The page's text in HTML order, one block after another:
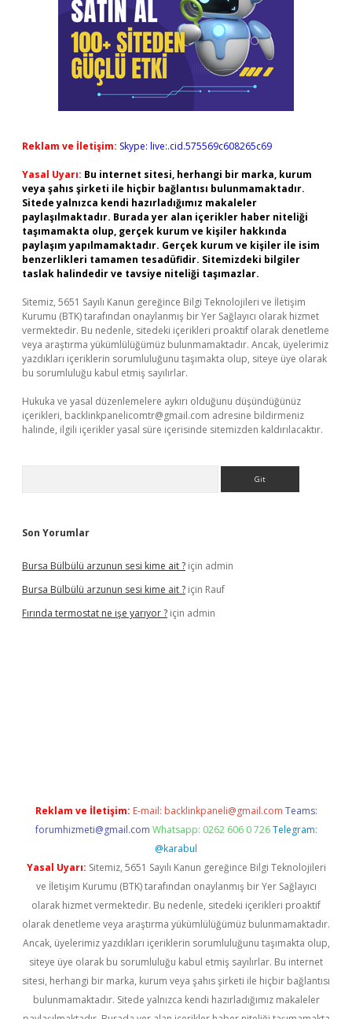
Reklam ve İletişim: Skype: live:.cid.575569c608265c69
Yasal Uyarı: Bu internet sitesi, herhangi bir marka, kurum
veya şahıs şirketi ile hiçbir bağlantısı bulunmamaktadır.
Sitede yalnızca kendi hazırladığımız makaleler
paylaşılmaktadır. Burada yer alan içerikler haber niteliği
taşımamakta olup, gerçek kurum ve kişiler hakkında
paylaşım yapılmamaktadır. Gerçek kurum ve kişiler ile isim
benzerlikleri tamamen tesadüfidir. Sitemizdeki bilgiler
taslak halindedir ve tavsiye niteliği taşımazlar.
Sitemiz, 5651 Sayılı Kanun gereğince Bilgi Teknolojileri ve İletişim
Kurumu (BTK) tarafından onaylanmış bir Yer Sağlayıcı olarak hizmet
vermektedir. Bu nedenle, sitedeki içerikleri proaktif olarak denetleme
veya araştırma yükümlülüğümüz bulunmamaktadır. Ancak, üyelerimiz
yazdıkları içeriklerin sorumluluğunu taşımakta olup, siteye üye olarak
bu sorumluluğu kabul etmiş sayılırlar.
Hukuka ve yasal düzenlemelere aykırı olduğunu düşündüğünüz
içerikleri, backlinkpanelicomtr@gmail.com adresine bildirmeniz
halinde, ilgili içerikler yasal süre içerisinde sitemizden kaldırılacaktır.
Son Yorumlar
Bursa Bülbülü arzunun sesi kime ait ? için admin
Bursa Bülbülü arzunun sesi kime ait ? için Rauf
Fırında termostat ne işe yarıyor ? için admin
Reklam ve İletişim: E-mail: backlinkpaneli@gmail.com Teams:
forumhizmeti@gmail.com Whatsapp: 0262 606 0 726 Telegram:
@karabul
Yasal Uyarı: Sitemiz, 5651 Sayılı Kanun gereğince Bilgi Teknolojileri
ve İletişim Kurumu (BTK) tarafından onaylanmış bir Yer Sağlayıcı
olarak hizmet vermektedir. Bu nedenle, sitedeki içerikleri proaktif
olarak denetleme veya araştırma yükümlülüğümüz bulunmamaktadır.
Ancak, üyelerimiz yazdıkları içeriklerin sorumluluğunu taşımakta olup,
siteye üye olarak bu sorumluluğu kabul etmiş sayılırlar. Bu internet
sitesi, herhangi bir marka, kurum veya şahıs şirketi ile hiçbir bağlantısı
bulunmamaktadır. Sitede yalnızca kendi hazırladığımız makaleler